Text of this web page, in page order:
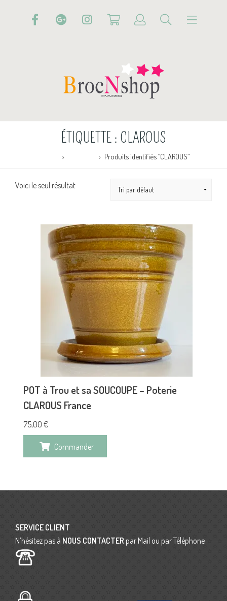
ÉTIQUETTE : CLAROUS
Produits identifiés “CLAROUS”
Voici le seul résultat
POT à Trou et sa SOUCOUPE – Poterie
CLAROUS France
75,00 €
Commander
SERVICE CLIENT
N’hésitez pas à NOUS CONTACTER par Mail ou par Téléphone